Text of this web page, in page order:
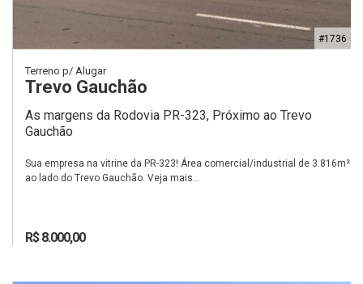
#1736
Terreno p/ Alugar
Trevo Gauchão
As margens da Rodovia PR-323, Próximo ao Trevo
Gauchão
Sua empresa na vitrine da PR-323! Área comercial/industrial de 3.816m²
ao lado do Trevo Gauchão. Veja mais...
R$ 8.000,00